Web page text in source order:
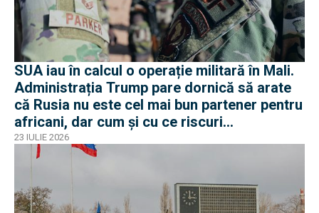
SUA iau în calcul o operație militară în Mali.
Administrația Trump pare dornică să arate
că Rusia nu este cel mai bun partener pentru
africani, dar cum și cu ce riscuri
operaționale?
23 IULIE 2026